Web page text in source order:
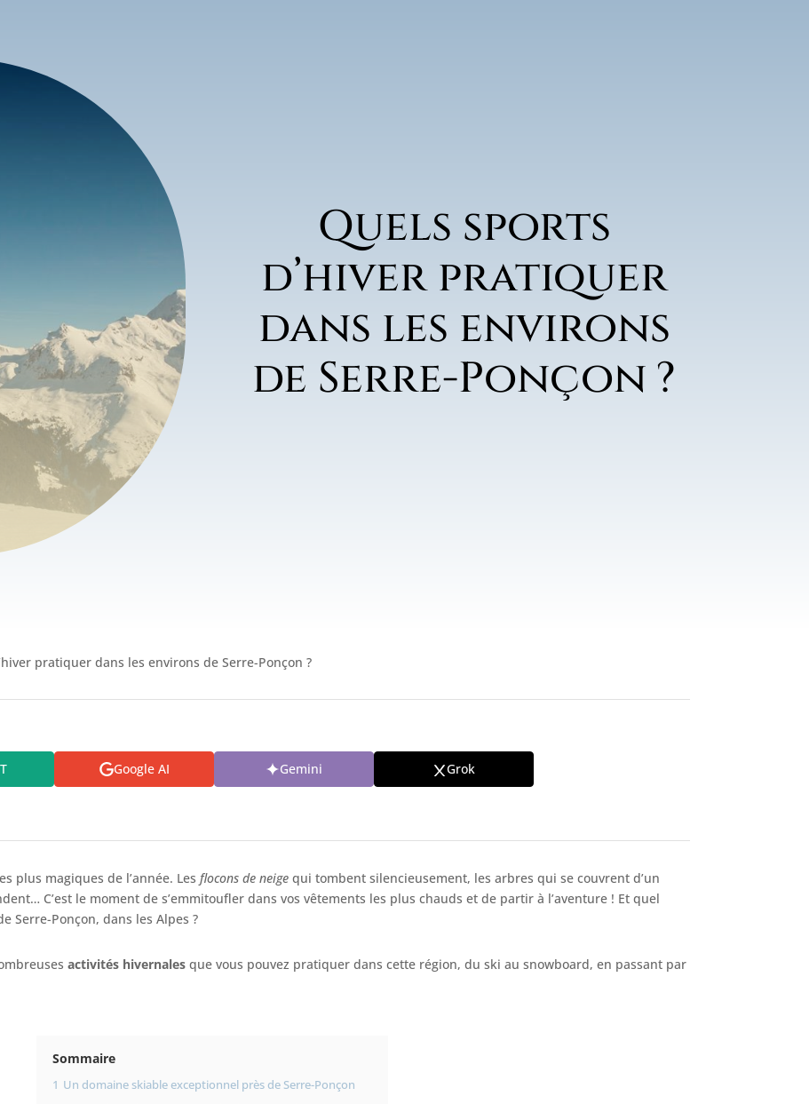
Quels sports
d’hiver pratiquer
dans les environs
de Serre-Ponçon ?
pratiquer dans les environs de Serre-Ponçon ?
Google AI Gemini Grok
plus magiques de l’année. Lesflocons de neige qui tombent silencieusement, les arbres qui se couvrent d’un
C’est le moment de s’emmitoufler dans vos vêtements les plus chauds et de partir à l’aventure ! Et quel
Serre-Ponçon, dans les Alpes ?
activités hivernales que vous pouvez pratiquer dans cette région, du ski au snowboard, en passant par
Sommaire
1 Un domaine skiable exceptionnel près de Serre-Ponçon